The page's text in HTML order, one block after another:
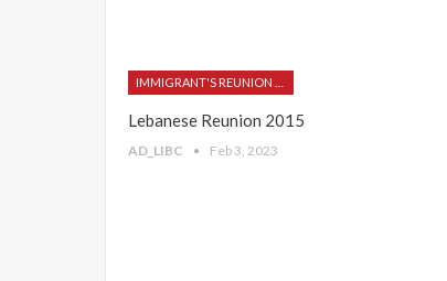
Lebanese Reunion 2015
AD_LIBC Feb 3, 2023